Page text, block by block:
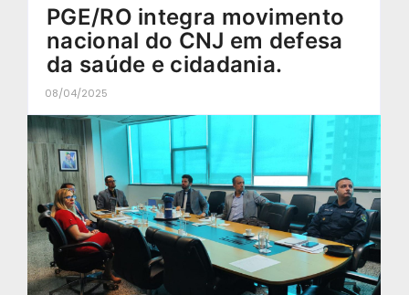
PGE/RO integra movimento
nacional do CNJ em defesa
da saúde e cidadania.
08/04/2025